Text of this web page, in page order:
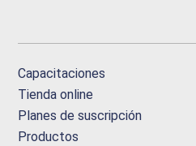
Capacitaciones
Tienda online
Planes de suscripción
Productos